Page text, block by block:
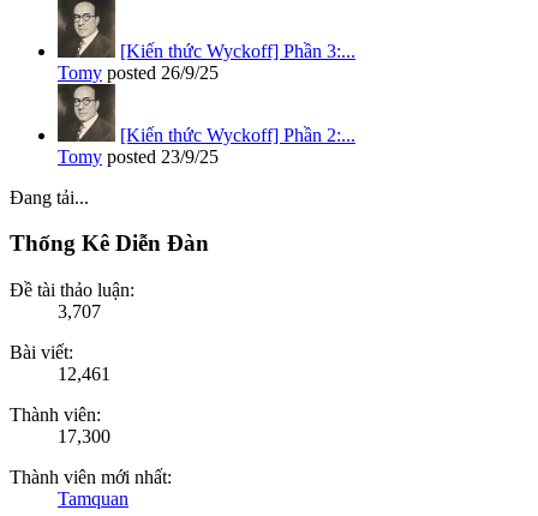
[Kiến thức Wyckoff] Phần 3:...
Tomy posted 26/9/25
[Kiến thức Wyckoff] Phần 2:...
Tomy posted 23/9/25
Đang tải...
Thống Kê Diễn Đàn
Đề tài thảo luận:
3,707
Bài viết:
12,461
Thành viên:
17,300
Thành viên mới nhất:
Tamquan